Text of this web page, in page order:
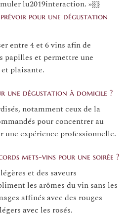
lu2019interaction. »}}]}
pour une dégustation
entre 4 et 6 vins afin de
papilles et permettre une
plaisante.
une dégustation à domicile ?
notamment ceux de la
pour concentrer au
une expérience professionnelle.
mets-vins pour une soirée ?
et des saveurs
les arômes du vin sans les
affinés avec des rouges
avec les rosés.